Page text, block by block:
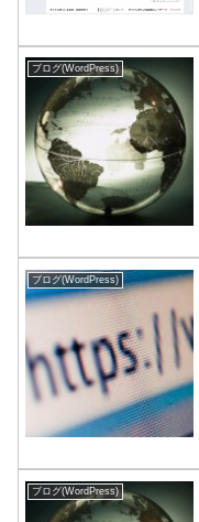
ブログ(WordPress)
ブログ(WordPress)
ブログ(WordPress)